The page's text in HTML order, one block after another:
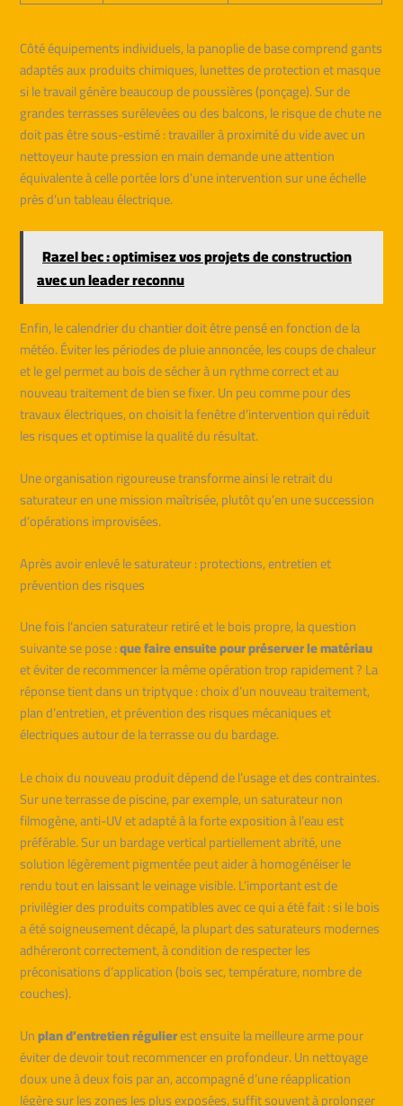
Côté équipements individuels, la panoplie de base comprend gants
adaptés aux produits chimiques, lunettes de protection et masque
si le travail génère beaucoup de poussières (ponçage). Sur de
grandes terrasses surélevées ou des balcons, le risque de chute ne
doit pas être sous-estimé : travailler à proximité du vide avec un
nettoyeur haute pression en main demande une attention
équivalente à celle portée lors d’une intervention sur une échelle
près d’un tableau électrique.
Razel bec : optimisez vos projets de construction
avec un leader reconnu
Enfin, le calendrier du chantier doit être pensé en fonction de la
météo. Éviter les périodes de pluie annoncée, les coups de chaleur
et le gel permet au bois de sécher à un rythme correct et au
nouveau traitement de bien se fixer. Un peu comme pour des
travaux électriques, on choisit la fenêtre d’intervention qui réduit
les risques et optimise la qualité du résultat.
Une organisation rigoureuse transforme ainsi le retrait du
saturateur en une mission maîtrisée, plutôt qu’en une succession
d’opérations improvisées.
Après avoir enlevé le saturateur : protections, entretien et
prévention des risques
Une fois l’ancien saturateur retiré et le bois propre, la question
suivante se pose :que faire ensuite pour préserver le matériau
et éviter de recommencer la même opération trop rapidement ? La
réponse tient dans un triptyque : choix d’un nouveau traitement,
plan d’entretien, et prévention des risques mécaniques et
électriques autour de la terrasse ou du bardage.
Le choix du nouveau produit dépend de l’usage et des contraintes.
Sur une terrasse de piscine, par exemple, un saturateur non
filmogène, anti-UV et adapté à la forte exposition à l’eau est
préférable. Sur un bardage vertical partiellement abrité, une
solution légèrement pigmentée peut aider à homogénéiser le
rendu tout en laissant le veinage visible. L’important est de
privilégier des produits compatibles avec ce qui a été fait : si le bois
a été soigneusement décapé, la plupart des saturateurs modernes
adhéreront correctement, à condition de respecter les
préconisations d’application (bois sec, température, nombre de
couches).
Unplan d’entretien régulierest ensuite la meilleure arme pour
éviter de devoir tout recommencer en profondeur. Un nettoyage
doux une à deux fois par an, accompagné d’une réapplication
légère sur les zones les plus exposées, suffit souvent à prolonger